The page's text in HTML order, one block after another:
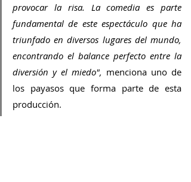
provocar la risa. La comedia es parte
fundamental de este espectáculo que ha
triunfado en diversos lugares del mundo,
encontrando el balance perfecto entre la
diversión y el miedo", menciona uno de
los payasos que forma parte de esta
producción.